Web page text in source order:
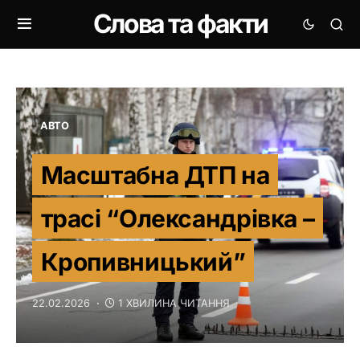
Слова та факти
АВТО
Масштабна ДТП на
трасі “Олександрівка –
Кропивницький”
22.02.2026 1 ХВИЛИНА ЧИТАННЯ